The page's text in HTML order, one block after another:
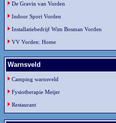
De Gravin van Vorden
Indoor Sport Vorden
Installatiebedrijf Wim Bosman Vorden
VV Vorden: Home
Warnsveld
Camping warnsveld
Fysiotherapie Meijer
Restaurant